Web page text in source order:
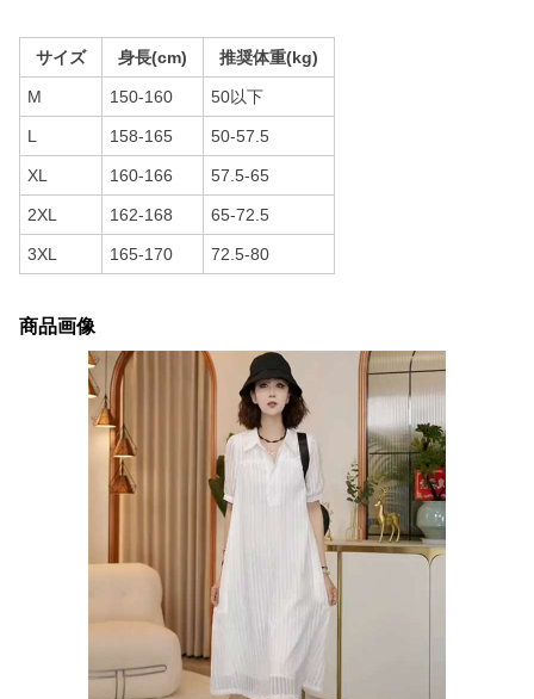
サイズ 身長(cm) 推奨体重(kg)
M 150-160 50以下
L 158-165 50-57.5
XL 160-166 57.5-65
2XL 162-168 65-72.5
3XL 165-170 72.5-80
商品画像